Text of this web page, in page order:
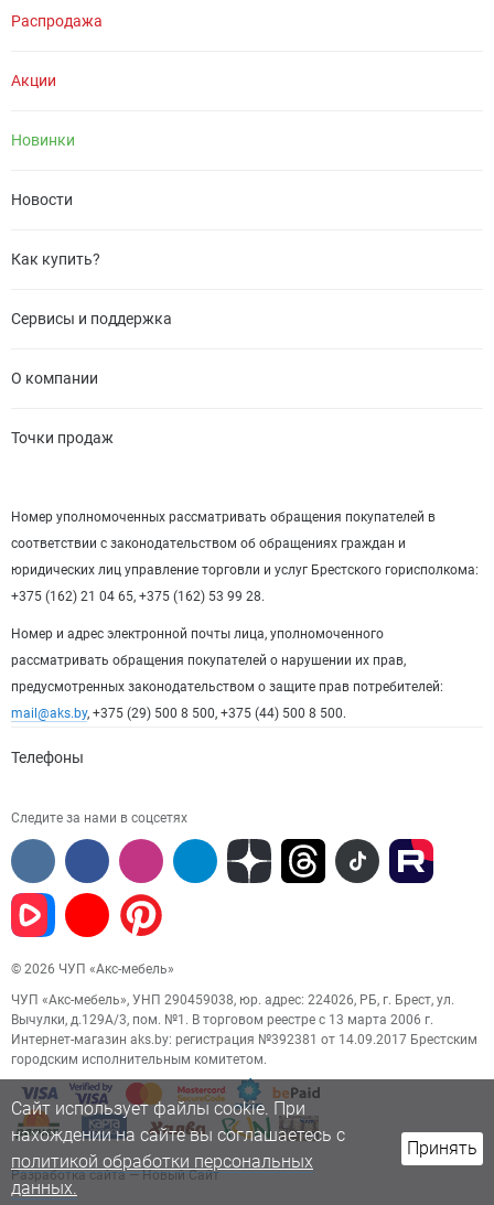
Распродажа
Акции
Новинки
Новости
Как купить?
Сервисы и поддержка
О компании
Точки продаж
Номер уполномоченных рассматривать обращения покупателей в
соответствии с законодательством об обращениях граждан и
юридических лиц управление торговли и услуг Брестского горисполкома:
+375 (162) 21 04 65, +375 (162) 53 99 28.
Номер и адрес электронной почты лица, уполномоченного
рассматривать обращения покупателей о нарушении их прав,
предусмотренных законодательством о защите прав потребителей:
mail@aks.by, +375 (29) 500 8 500, +375 (44) 500 8 500.
Телефоны
Следите за нами в соцсетях
© 2026 ЧУП «Акс-мебель»
ЧУП «Акс-мебель», УНП 290459038, юр. адрес: 224026, РБ, г. Брест, ул.
Вычулки, д.129А/3, пом. №1. В торговом реестре с 13 марта 2006 г.
Интернет-магазин aks.by: регистрация №392381 от 14.09.2017 Брестским
городским исполнительным комитетом.
Разработка сайта— Новый Сайт
Сайт использует файлы cookie. При
нахождении на сайте вы соглашаетесь с
политикой обработки персональных
данных.
Принять